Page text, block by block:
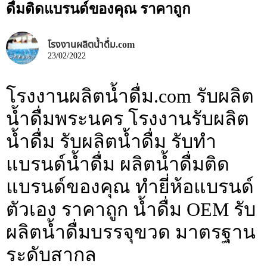
ดื่มติดแบรนด์ของคุณ ราคาถูก
โรงงานผลิตน้ำดื่ม.com
23/02/2022
โรงงานผลิตน้ำดื่ม.com รับผลิต
น้ำดื่มพระนคร โรงงานรับผลิต
น้ำดื่ม รับผลิตน้ำดื่ม รับทำ
แบรนด์น้ำดื่ม ผลิตน้ำดื่มติด
แบรนด์ของคุณ ทำยี่ห้อแบรนด์
ตัวเอง ราคาถูก น้ำดื่ม OEM รับ
ผลิตน้ำดื่มบรรจุขวด มาตรฐาน
ระดับสากล